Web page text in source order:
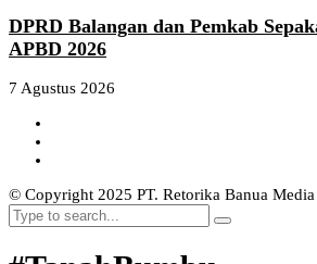
DPRD Balangan dan Pemkab
APBD 2026
7 Agustus 2026
© Copyright 2025 PT. Retorika Banua Media